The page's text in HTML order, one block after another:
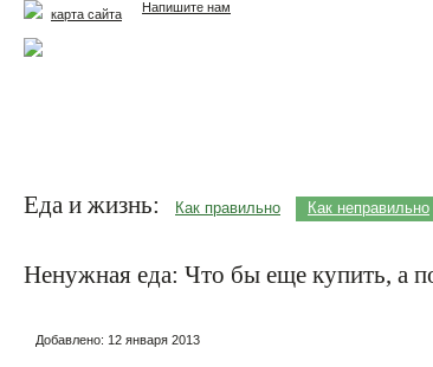
Напишите нам
карта сайта
Еда и жизнь: Как правильно Как неправильно
Ненужная еда: Что бы еще купить, а
Добавлено: 12 января 2013